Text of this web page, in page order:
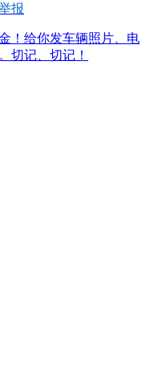
报
！给你发车辆照片、电
切记、切记！